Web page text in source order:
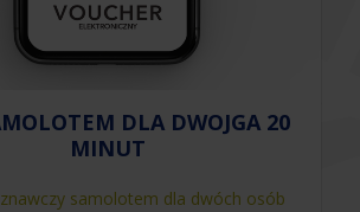
DLA DWOJGA 20
MINUT
samolotem dla dwóch osób